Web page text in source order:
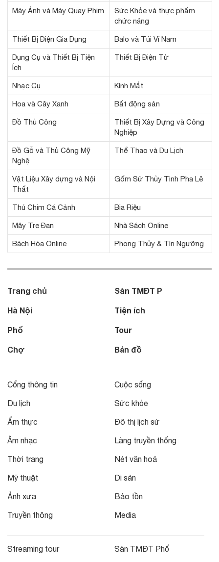
Máy Ảnh và Máy Quay Phim
Sức Khỏe và thực phẩm
chức năng
Thiết Bị Điện Gia Dụng Balo và Túi Ví Nam
Dụng Cụ và Thiết Bị Tiện
Ích
Thiết Bị Điện Tử
Nhạc Cụ Kính Mắt
Hoa và Cây Xanh Bất động sản
Đồ Thủ Công
Thiết Bị Xây Dựng và Công
Nghiệp
Đồ Gỗ và Thủ Công Mỹ
Nghệ
Thể Thao và Du Lịch
Vật Liệu Xây dựng và Nội
Thất
Gốm Sứ Thủy Tinh Pha Lê
Thú Chim Cá Cảnh Bia Riệu
Mây Tre Đan Nhà Sách Online
Bách Hóa Online Phong Thủy & Tín Ngưỡng
Trang chủ
Hà Nội
Phố
Chợ
Sàn TMĐT P
Tiện ích
Tour
Bản đồ
Cổng thông tin
Du lịch
Ẩm thực
Âm nhạc
Thời trang
Mỹ thuật
Ảnh xưa
Truyền thông
Cuộc sống
Sức khỏe
Đô thị lịch sử
Làng truyền thống
Nét văn hoá
Di sản
Bảo tồn
Media
Streaming tour Sàn TMĐT Phố